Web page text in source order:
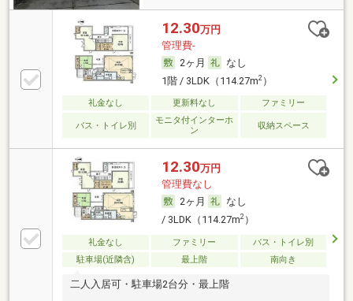
12.30万円
管理費-
2ヶ月
なし
1階 / 3LDK（114.27m2）
礼金なし 更新料なし ファミリー
バス・トイレ別
モニタ付インターホ
ン
収納スペース
12.30万円
管理費なし
2ヶ月
なし
/ 3LDK（114.27m2）
礼金なし ファミリー
バス・トイレ別
駐車場(近隣含)
最上階 南向き
二人入居可・駐車場2台分・最上階